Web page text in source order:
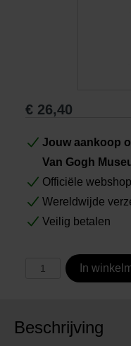
Cadeaus
€ 26,40
Jouw aankoop
Van Gogh
Officiële
Wereldwijde
Veilig betalen
In
Beschrijving